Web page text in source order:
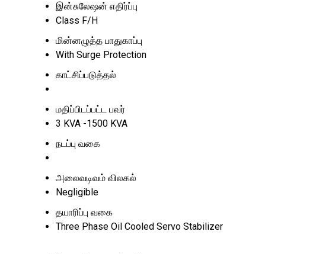
இன்சுலேஷன் எதிர்ப்பு
Class F/H
மின்னழுத்த பாதுகாப்பு
With Surge Protection
காட்சிப்படுத்தல்
மதிப்பிடப்பட்ட பவர்
3 KVA -1500 KVA
நடப்பு வகை
அலைவடிவம் விலகல்
Negligible
தயாரிப்பு வகை
Three Phase Oil Cooled Servo Stabilizer